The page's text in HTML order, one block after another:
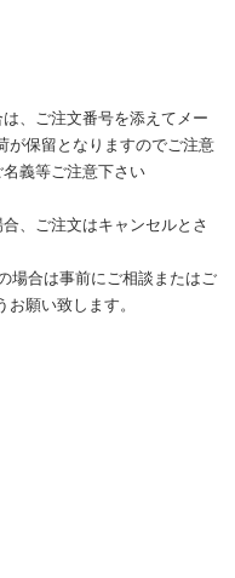
、ご注文番号を添えてメー
が保留となりますのでご注意
義等ご注意下さい
、ご注文はキャンセルとさ
場合は事前にご相談またはご
願い致します。